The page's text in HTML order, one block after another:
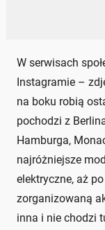
W serwisach
Instagramie –
na boku robią
pochodzi z
Hamburga,
najróżniejsze
elektryczne, aż
zorganizowaną
inna i nie chodzi